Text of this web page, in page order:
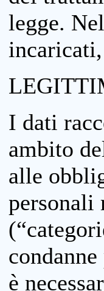
legge.
I dati
ambito
alle
personali
è